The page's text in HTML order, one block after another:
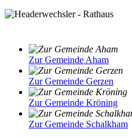
Zur Gemeinde Aham
Zur Gemeinde Gerzen
Zur Gemeinde Kröning
Zur Gemeinde Schalkham